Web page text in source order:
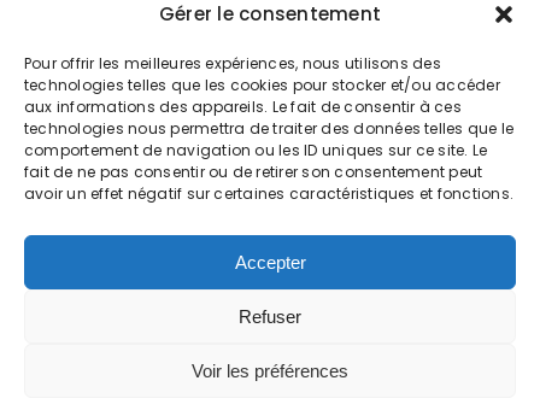
Gérer le consentement
Pour offrir les meilleures expériences, nous utilisons des
technologies telles que les cookies pour stocker et/ou accéder
aux informations des appareils. Le fait de consentir à ces
technologies nous permettra de traiter des données telles que le
comportement de navigation ou les ID uniques sur ce site. Le
fait de ne pas consentir ou de retirer son consentement peut
avoir un effet négatif sur certaines caractéristiques et fonctions.
Accepter
Refuser
Voir les préférences
Envoyer
Informations légales
Politique de cookies (UE)
© Copyright 2026, Commune de Serémange-Erzange,